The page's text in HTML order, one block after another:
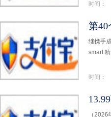
时间：
继携手
smart
时间：
（